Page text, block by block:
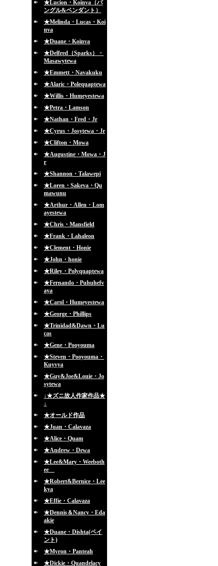
★Lucion・Koinva（バ
ングル&ペンダント）
★Melinda・Lucas・Koi
nva
★Duane・Koinva
★Delfred（Sparks）・
Masawytewa
★Emmett・Navakuku
★Alaric・Polequaptewa
★Willis・Humeyestewa
★Petra・Lamson
★Nathan・Fred・Jr
★Cyrus・Josytewa・Jr
★Clifton・Mowa
★Augustine・Mowa・J
r
★Shannon・Talawepi
★Loren・Sakeva・Qu
mawunu
★Arthur・Allen・Lom
ayestewa
★Chris・Mansfield
★Frank・Lahaleon
★Clement・Honie
★John・honie
★Riley・Polyquaptewa
★Fernando・Puhuhefv
aya
★Carol・Humeyestewa
★George・Phillips
★Trinidad&Dawn・Lu
cas
★Gene・Pooyouma
★Steven・Pooyouma・
Kuyvya
★Guy&Joe&Louie・Jo
sytewa
↓★ズニ故人作家作品★
↓
★オールド作品
★Juan・Calavaza
★Alice・Quam
★Andrew・Dewa
★Lee&Mary・Weeboth
ee
★Robert&Bernice・Lee
kya
★Effie・Calavaza
★Dennis＆Nancy・Eda
akie
★Duane・Dishta(ペイ
ント)
★Myron・Panteah
★Dickie・Quandelacy